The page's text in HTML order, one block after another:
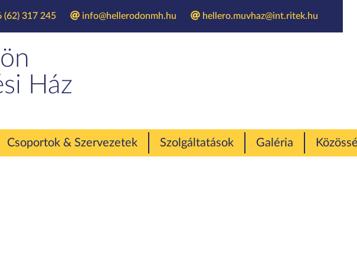
(62) 317 245 info@hellerodonmh.hu hellero.muvhaz@int.ritek.hu
Ház
Csoportok & Szervezetek Szolgáltatások Galéria